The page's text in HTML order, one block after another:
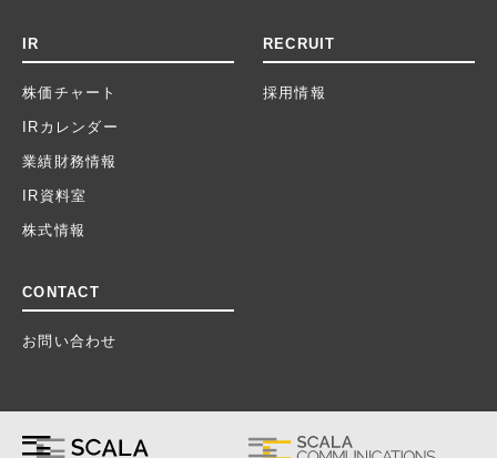
IR
株価チャート
IRカレンダー
業績財務情報
IR資料室
株式情報
RECRUIT
採用情報
CONTACT
お問い合わせ